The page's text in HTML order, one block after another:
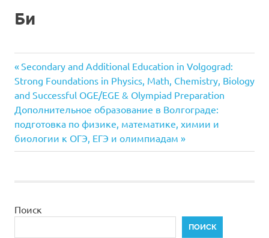
Би
Навигация
по
записям
Предыдущая
запись:
Secondary and Additional Education in Volgograd:
Strong Foundations in Physics, Math, Chemistry, Biology
and Successful OGE/EGE & Olympiad Preparation
Следующая
запись:
Дополнительное образование в Волгограде:
подготовка по физике, математике, химии и
биологии к ОГЭ, ЕГЭ и олимпиадам
Поиск
ПОИСК